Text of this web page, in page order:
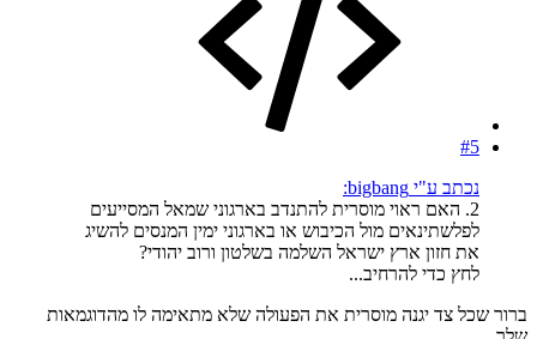
#5
נכתב ע"י bigbang:
2. האם ראוי מוסרית להתנדב בארגוני שמאל המסייעים
לפלשתינאים מול הכיבוש או בארגוני ימין המנסים להשיג
את חזון ארץ ישראל השלמה בשלטון ורוב יהודי?
לחץ כדי להרחיב...
ברור שכל צד יגנה מוסרית את הפעולה שלא מתאימה לו מהדוגמאות